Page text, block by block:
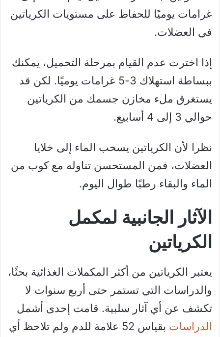
غرامات يوميًا للحفاظ على مستويات الكرياتين
في العضلات.
إذا اخترت عدم القيام بمرحلة التحميل، يمكنك
ببساطة استهلاك 3-5 غرامات يوميًا. لكن قد
يستغرق ملء مخازن جسمك من الكرياتين
حوالي 3 إلى 4 أسابيع.
نظرا لأن الكرياتين يسحب الماء إلى خلايا
العضلات، فمن المستحسن تناوله مع كوب من
الماء والبقاء رطبًا طوال اليوم.
الآثار الجانبية لمكمل
الكرياتين
يعتبر الكرياتين من أكثر المكملات الغذائية بحثًا،
والدراسات التي تستمر حتى أربع سنوات لا
تكشف عن أي آثار سلبية. قامت إحدى أشمل
الدراسات
بقياس 52 علامة للدم ولم تلاحظ أي